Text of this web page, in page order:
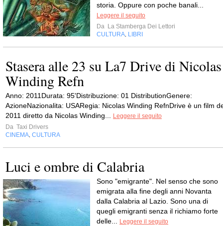
storia. Oppure con poche banali...
Leggere il seguito
Da La Stamberga Dei Lettori
CULTURA, LIBRI
Stasera alle 23 su La7 Drive di Nicolas
Winding Refn
Anno: 2011Durata: 95'Distribuzione: 01 DistributionGenere:
AzioneNazionalita: USARegia: Nicolas Winding RefnDrive è un film
2011 diretto da Nicolas Winding... Leggere il seguito
Da Taxi Drivers
CINEMA, CULTURA
Luci e ombre di Calabria
Sono "emigrante". Nel senso che sono
emigrata alla fine degli anni Novanta
dalla Calabria al Lazio. Sono una di
quegli emigranti senza il richiamo forte
delle... Leggere il seguito